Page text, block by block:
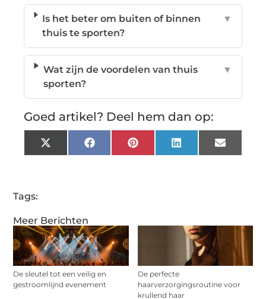
Meer Berichten
De sleutel tot een veilig en
gestroomlijnd evenement
De perfecte
haarverzorgingsroutine voor
krullend haar
Is het beter om buiten of binnen
thuis te sporten?
▼
Wat zijn de voordelen van thuis
sporten?
▼
Goed artikel? Deel hem dan op:
X
(Twitter)
FacebookPinterestLinkedInEmail
Tags: